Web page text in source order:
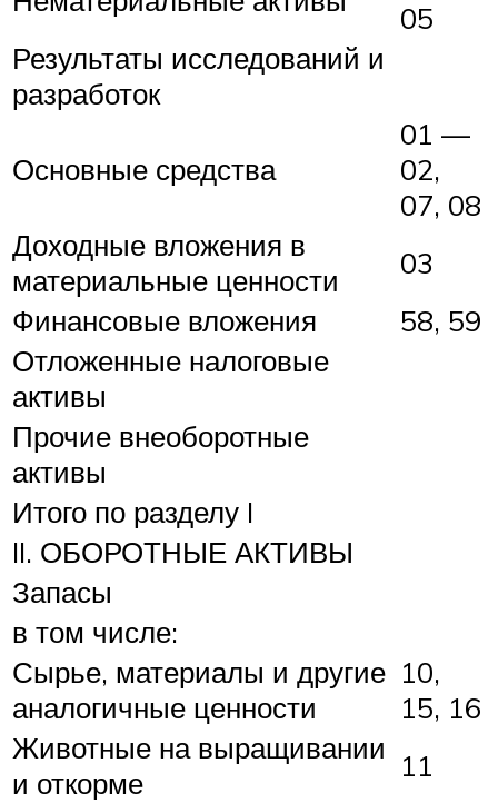
05
Результаты исследований и
разработок
Основные средства
01 —
02,
07, 08
Доходные вложения в
материальные ценности
03
Финансовые вложения
58, 59
Отложенные налоговые
активы
Прочие внеоборотные
активы
Итого по разделу I
II. ОБОРОТНЫЕ АКТИВЫ
Запасы
в том числе:
Сырье, материалы и другие
аналогичные ценности
10,
15, 16
Животные на выращивании
и откорме
11